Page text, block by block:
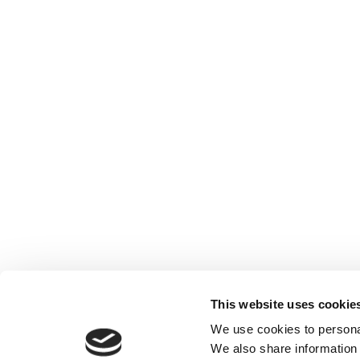
This website uses
We use cookies to
We also share